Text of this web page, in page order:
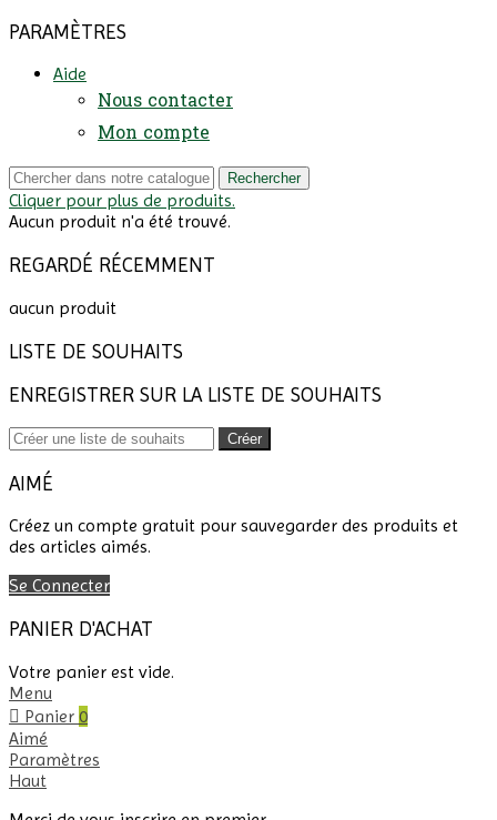
PARAMÈTRES
Aide
Nous contacter
Mon compte
Rechercher
Cliquer pour plus de produits.
Aucun produit n'a été trouvé.
REGARDÉ RÉCEMMENT
aucun produit
LISTE DE SOUHAITS
ENREGISTRER SUR LA LISTE DE SOUHAITS
Créer
AIMÉ
Créez un compte gratuit pour sauvegarder des produits et
des articles aimés.
Se Connecter
PANIER D'ACHAT
Votre panier est vide.
Menu
Panier 0
Aimé
Paramètres
Haut